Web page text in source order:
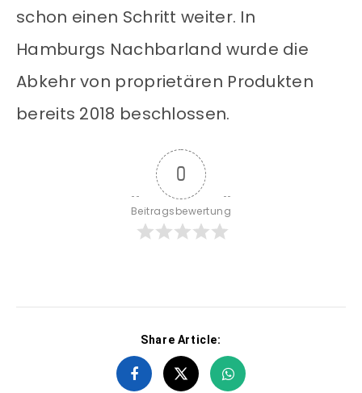
schon einen Schritt weiter. In
Hamburgs Nachbarland wurde die
Abkehr von proprietären Produkten
bereits 2018 beschlossen.
0
Beitragsbewertung
Share Article: